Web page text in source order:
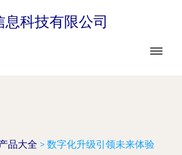
科技有限公司
品大全 > 数字化升级引领未来体验